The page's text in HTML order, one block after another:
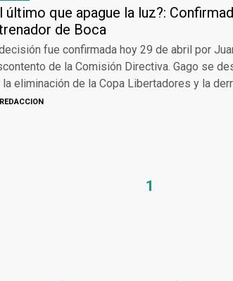
último que apague la luz?:
de Boca
fue confirmada hoy 29 de abril por
de la Comisión Directiva. Gago se
la eliminación de la Copa Libertadores y la
REDACCION
1